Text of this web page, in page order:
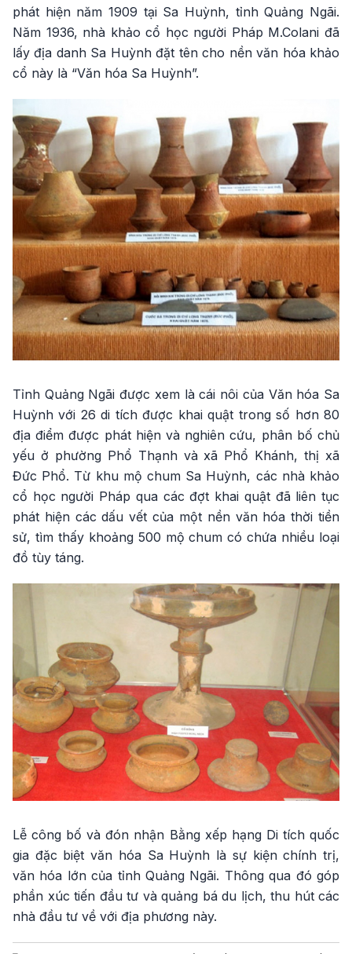
phát hiện năm 1909 tại Sa Huỳnh, tỉnh Quảng Ngãi.
Năm 1936, nhà khảo cổ học người Pháp M.Colani đã
lấy địa danh Sa Huỳnh đặt tên cho nền văn hóa khảo
cổ này là “Văn hóa Sa Huỳnh”.
Tỉnh Quảng Ngãi được xem là cái nôi của Văn hóa Sa
Huỳnh với 26 di tích được khai quật trong số hơn 80
địa điểm được phát hiện và nghiên cứu, phân bố chủ
yếu ở phường Phổ Thạnh và xã Phổ Khánh, thị xã
Đức Phổ. Từ khu mộ chum Sa Huỳnh, các nhà khảo
cổ học người Pháp qua các đợt khai quật đã liên tục
phát hiện các dấu vết của một nền văn hóa thời tiền
sử, tìm thấy khoảng 500 mộ chum có chứa nhiều loại
đồ tùy táng.
Lễ công bố và đón nhận Bằng xếp hạng Di tích quốc
gia đặc biệt văn hóa Sa Huỳnh là sự kiện chính trị,
văn hóa lớn của tỉnh Quảng Ngãi. Thông qua đó góp
phần xúc tiến đầu tư và quảng bá du lịch, thu hút các
nhà đầu tư về với địa phương này.